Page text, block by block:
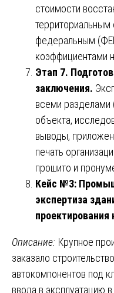
стоимости
федеральным
коэффициентами
Этап 7.
заключения.
всеми разделами
объекта,
выводы,
печать
прошито и
Кейс №3:
экспертиза
проектирования
Описание: Крупное
заказало
автокомпонентов под
ввода в эксплуатацию